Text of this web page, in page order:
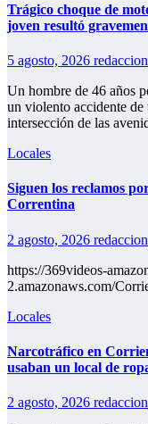
Trágico choque de
joven resultó
5 agosto, 2026 redaccion
Un hombre de 46 años
un violento accidente de
intersección de las
Locales
Siguen los reclamos
Correntina
2 agosto, 2026 redaccion
https://369videos-
2.amazonaws.com/
Locales
Narcotráfico en
usaban un local de
2 agosto, 2026 redaccion